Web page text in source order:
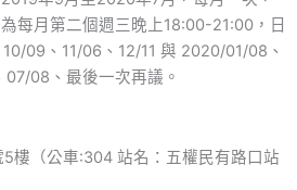
每月第二個週三晚上18:00-21:00，日
09、11/06、12/11 與 2020/01/08、
08、最後一次再議。
樓（公車:304 站名：五權民有路口站